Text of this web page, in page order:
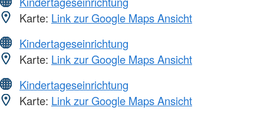
Karte: Link zur Google Maps Ansicht
Kindertageseinrichtung
Karte: Link zur Google Maps Ansicht
Kindertageseinrichtung
Karte: Link zur Google Maps Ansicht